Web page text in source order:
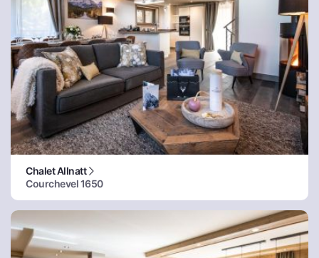
Chalet Allnatt
Courchevel 1650